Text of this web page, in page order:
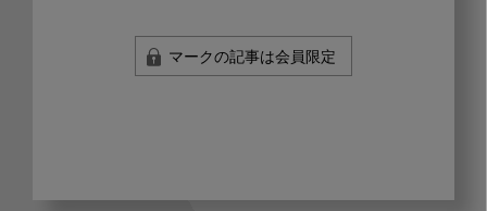
マークの記事は会員限定